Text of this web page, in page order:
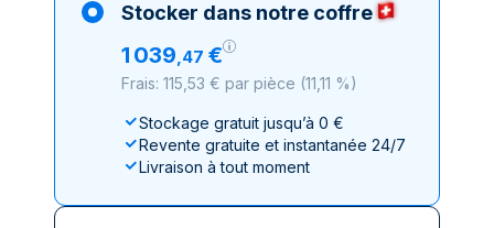
Stocker dans notre coffre
1 039,47 €
Frais: 115,53 € par pièce (11,11 %)
Stockage gratuit jusqu’à 0 €
Revente gratuite et instantanée 24/7
Livraison à tout moment